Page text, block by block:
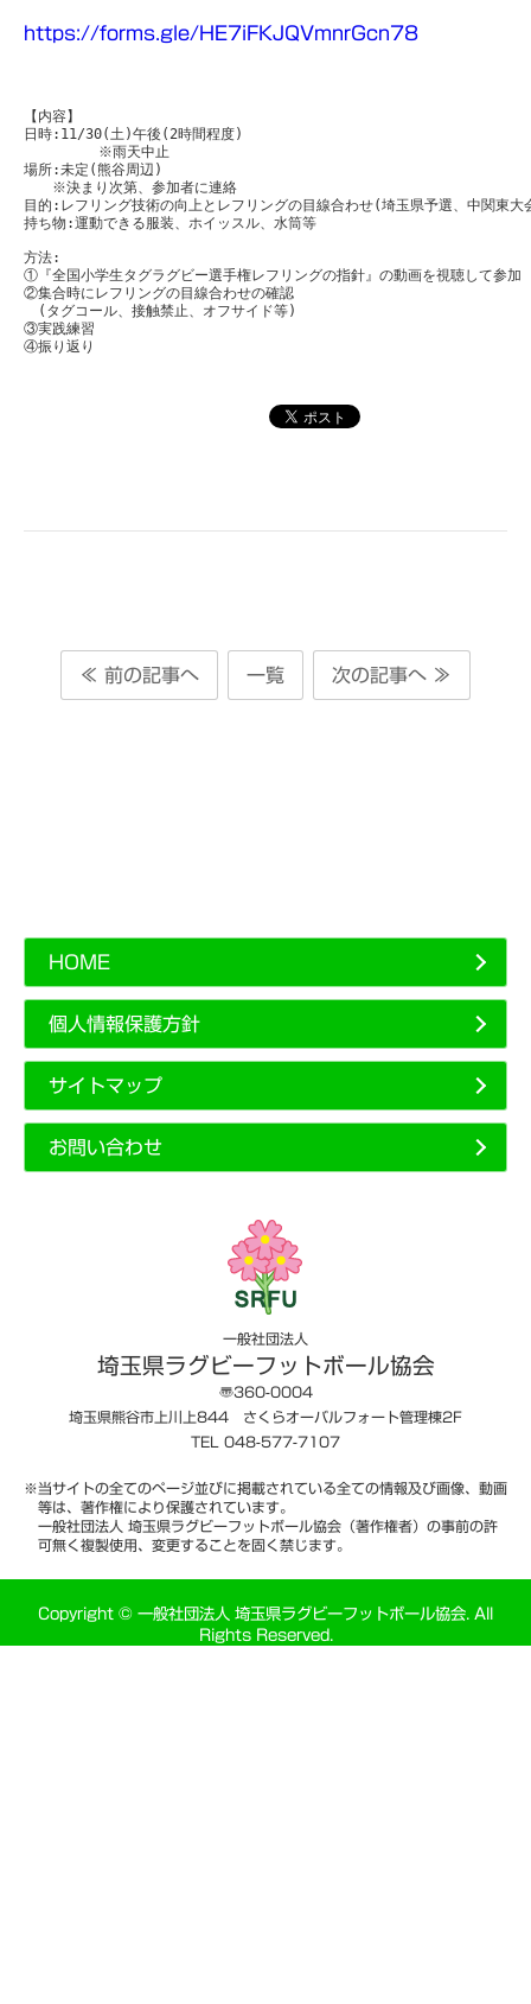
https://forms.gle/HE7iFKJQVmnrGcn78
【内容】
日時:11/30(土)午後(2時間程度)
         ※雨天中止
場所:未定(熊谷周辺)
※決まり次第、参加者に連絡
目的:レフリング技術の向上とレフリングの目線合わせ(埼玉県予選、中関東
持ち物:運動できる服装、ホイッスル、水筒等
方法:
①『全国小学生タグラグビー選手権レフリングの指針』の動画を視聴して参加
②集合時にレフリングの目線合わせの確認
(タグコール、接触禁止、オフサイド等)
③実践練習
≪ 前の記事へ 一覧 次の記事へ ≫
HOME
個人情報保護方針
サイトマップ
お問い合わせ
一般社団法人
埼玉県ラグビーフットボール協会
〠360-0004
埼玉県熊谷市上川上844 さくらオーバルフォート管理棟2F
TEL 048-577-7107
※当サイトの全てのページ並びに掲載されている全ての情報及び画像、動画
等は、著作権により保護されています。
一般社団法人 埼玉県ラグビーフットボール協会（著作権者）の事前の許
可無く複製使用、変更することを固く禁じます。
Copyright © 一般社団法人 埼玉県ラグビーフットボール協会. All
Rights Reserved.